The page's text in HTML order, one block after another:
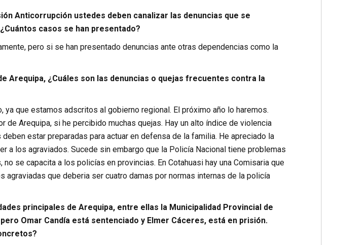
Anticorrupción ustedes deben canalizar las denuncias que se
casos se han presentado?
pero si se han presentado denuncias ante otras dependencias como la
Arequipa, ¿Cuáles son las denuncias o quejas frecuentes contra la
que estamos adscritos al gobierno regional. El próximo año lo haremos.
de Arequipa, si he percibido muchas quejas. Hay un alto índice de violencia
estar preparadas para actuar en defensa de la familia. He apreciado la
a los agraviados. Sucede sin embargo que la Policía Nacional tiene problemas
se capacita a los policías en provincias. En Cotahuasi hay una Comisaria que
agraviadas que deberia ser cuatro damas por normas internas de la policía
principales de Arequipa, entre ellas la Municipalidad Provincial de
Omar Candía está sentenciado y Elmer Cáceres, está en prisión.